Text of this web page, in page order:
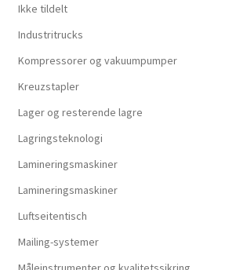
Ikke tildelt
Industritrucks
Kompressorer og vakuumpumper
Kreuzstapler
Lager og resterende lagre
Lagringsteknologi
Lamineringsmaskiner
Lamineringsmaskiner
Luftseitentisch
Mailing-systemer